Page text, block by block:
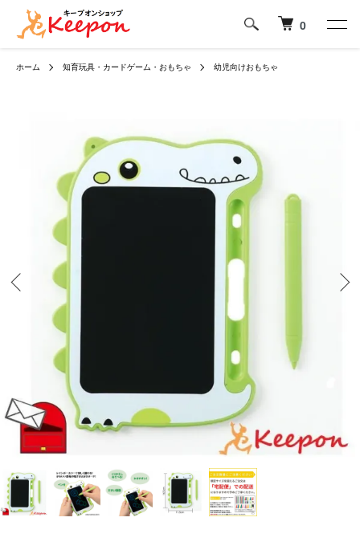
0
ホーム 知育玩具・カードゲーム・おもちゃ 幼児向けおもちゃ